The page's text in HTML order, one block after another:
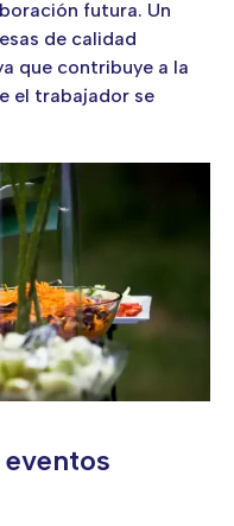
futura. Un
de calidad
que contribuye a la
el trabajador se